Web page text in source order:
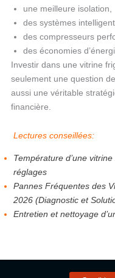
une meilleure isolation,
des systèmes
des compresseurs
des économies
Investir dans une vitrine
seulement une question
aussi une véritable
financière.
Lectures conseillées:
Température d’une
réglages
Pannes Fréquentes des
2026 (Diagnostic et
Entretien et nettoyage